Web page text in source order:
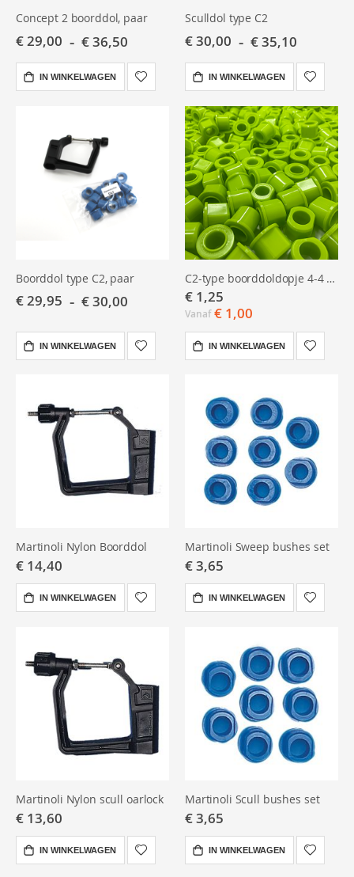
Concept 2 boorddol, paar
€ 29,00 € 36,50
IN WINKELWAGEN
Sculldol type C2
€ 30,00 € 35,10
IN WINKELWAGEN
Boorddol type C2, paar
€ 29,95 € 30,00
IN WINKELWAGEN
C2-type boorddoldopje 4-4 graden
€ 1,25
Vanaf € 1,00
IN WINKELWAGEN
Martinoli Nylon Boorddol
€ 14,40
IN WINKELWAGEN
Martinoli Sweep bushes set
€ 3,65
IN WINKELWAGEN
Martinoli Nylon scull oarlock
€ 13,60
IN WINKELWAGEN
Martinoli Scull bushes set
€ 3,65
IN WINKELWAGEN